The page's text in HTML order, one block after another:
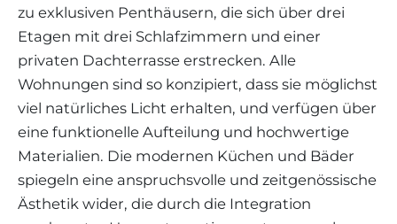
zu exklusiven Penthäusern, die sich über drei
Etagen mit drei Schlafzimmern und einer
privaten Dachterrasse erstrecken. Alle
Wohnungen sind so konzipiert, dass sie möglichst
viel natürliches Licht erhalten, und verfügen über
eine funktionelle Aufteilung und hochwertige
Materialien. Die modernen Küchen und Bäder
spiegeln eine anspruchsvolle und zeitgenössische
Ästhetik wider, die durch die Integration